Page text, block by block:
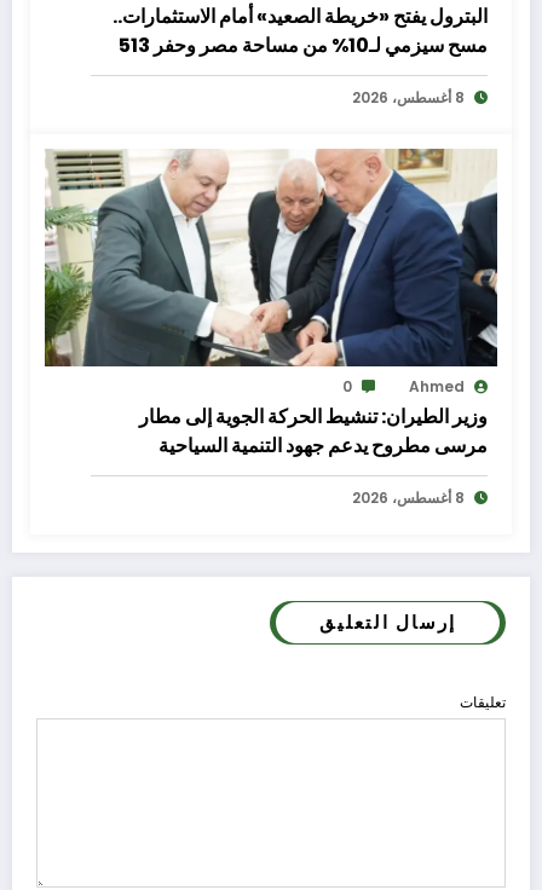
البترول يفتح «خريطة الصعيد» أمام الاستثمارات..
مسح سيزمي لـ10% من مساحة مصر وحفر 513
بئرًا لتعزيز الإنتاج والاستكشاف
8 أغسطس، 2026
Ahmed
0
وزير الطيران: تنشيط الحركة الجوية إلى مطار
مرسى مطروح يدعم جهود التنمية السياحية
8 أغسطس، 2026
إرسال التعليق
تعليقات